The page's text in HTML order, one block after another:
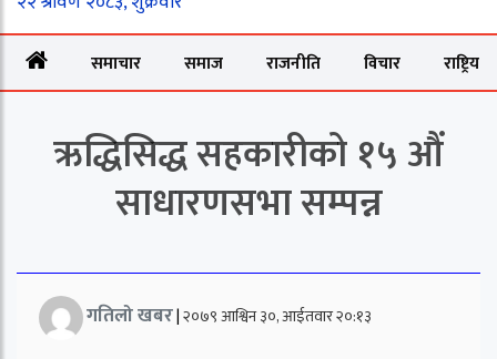
समाचार समाज राजनीति विचार राष्ट्रिय
ऋद्धिसिद्ध सहकारीको १५ औं
साधारणसभा सम्पन्न
गतिलो खबर|२०७९ आश्विन ३०, आईतवार २०:१३